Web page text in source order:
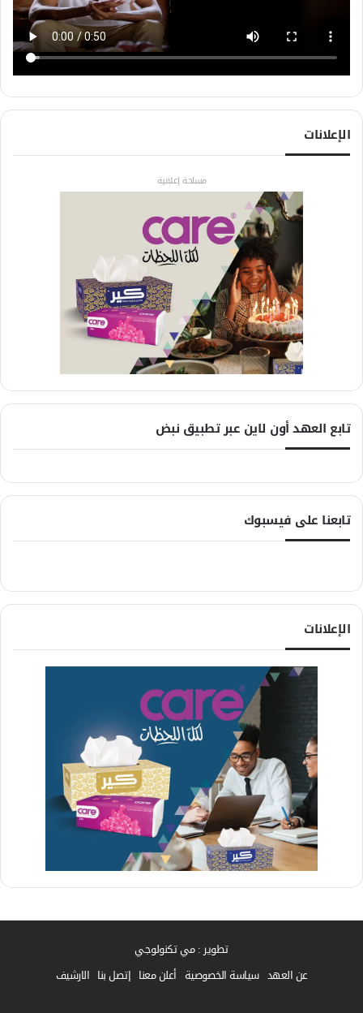
الإعلانات
مساحة إعلانية
تابع العهد أون لاين عبر تطبيق نبض
تابعنا على فيسبوك
الإعلانات
تطوير : مي تكنولوجي
عن العهد سياسة الخصوصية أعلن معنا إتصل بنا الارشيف